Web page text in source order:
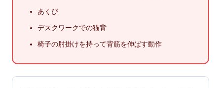
あくび
デスクワークでの猫背
椅子の肘掛けを持って背筋を伸ばす動作